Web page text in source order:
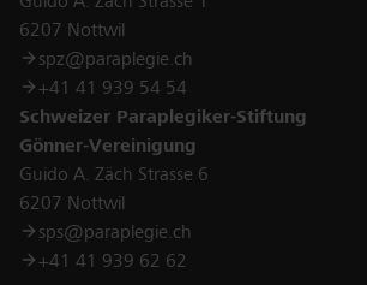
6207 Nottwil
spz@paraplegie.ch
+41 41 939 54 54
Schweizer Paraplegiker-Stiftung
Gönner-Vereinigung
Guido A. Zäch Strasse 6
6207 Nottwil
sps@paraplegie.ch
+41 41 939 62 62